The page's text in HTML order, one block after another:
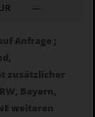
---
Anfrage ;
zusätzlicher
Bayern,
weiteren